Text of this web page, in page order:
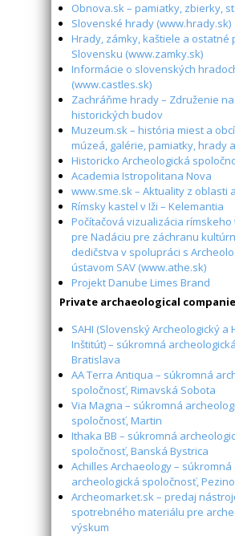
Obnova.sk – pamiatky, zbierky,
Slovenské hrady (www.hrady.sk)
Hrady, zámky, kaštiele a ostatné
Slovensku (www.zamky.sk)
Informácie o slovenských
(www.castles.sk)
Zachráňme hrady – Združenie
historických budov
Muzeum.sk – história miest a
múzeá, galérie, pamiatky, hrady
Historicko Archeologická
Academia Istropolitana Nova
www.sme.sk – Aktuality z oblasti
Rímsky kastel v Iži – Kelemantia
Počítačová vizualizácia rímskeho
pre Nadáciu pre záchranu
dedičstva v spolupráci s
ústavom SAV (www.athe.sk)
Projekt Danube Limes Brand
Private archaeological
SAHI (Slovenský Archeologický a
Inštitút) – súkromná
Bratislava
AA Terra Antiqua – súkromná
spoločnosť, Rimavská Sobota
Via Magna – súkromná
spoločnosť, Martin
Ithaka BB – súkromná
spoločnosť, Banská Bystrica
Achilles Archaeology – súkromná
archeologická spoločnosť,
Archeomarket.sk – predaj
spotrebného materiálu pre
výskum